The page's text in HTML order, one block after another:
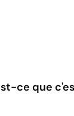
ce que